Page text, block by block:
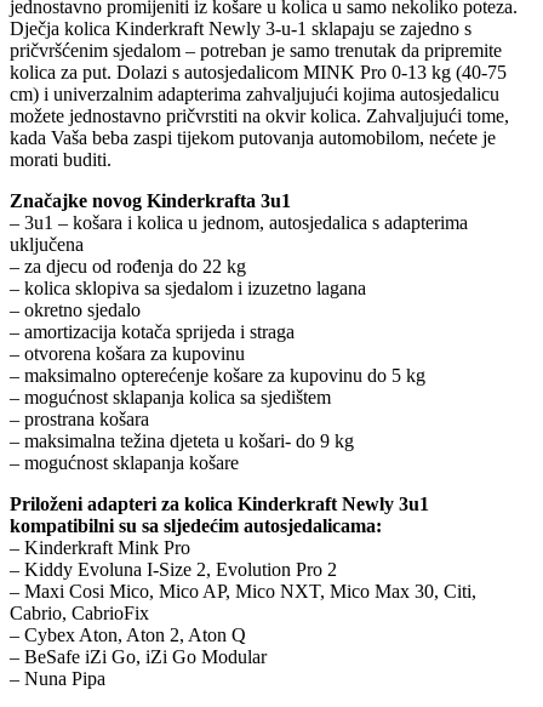
jednostavno promijeniti iz košare u kolica u samo nekoliko poteza.
Dječja kolica Kinderkraft Newly 3-u-1 sklapaju se zajedno s
pričvršćenim sjedalom – potreban je samo trenutak da pripremite
kolica za put. Dolazi s autosjedalicom MINK Pro 0-13 kg (40-75
cm) i univerzalnim adapterima zahvaljujući kojima autosjedalicu
možete jednostavno pričvrstiti na okvir kolica. Zahvaljujući tome,
kada Vaša beba zaspi tijekom putovanja automobilom, nećete je
morati buditi.
Značajke novog Kinderkrafta 3u1
– 3u1 – košara i kolica u jednom, autosjedalica s adapterima
uključena
– za djecu od rođenja do 22 kg
– kolica sklopiva sa sjedalom i izuzetno lagana
– okretno sjedalo
– amortizacija kotača sprijeda i straga
– otvorena košara za kupovinu
– maksimalno opterećenje košare za kupovinu do 5 kg
– mogućnost sklapanja kolica sa sjedištem
– prostrana košara
– maksimalna težina djeteta u košari- do 9 kg
– mogućnost sklapanja košare
Priloženi adapteri za kolica Kinderkraft Newly 3u1
kompatibilni su sa sljedećim autosjedalicama:
– Kinderkraft Mink Pro
– Kiddy Evoluna I-Size 2, Evolution Pro 2
– Maxi Cosi Mico, Mico AP, Mico NXT, Mico Max 30, Citi,
Cabrio, CabrioFix
– Cybex Aton, Aton 2, Aton Q
– BeSafe iZi Go, iZi Go Modular
– Nuna Pipa